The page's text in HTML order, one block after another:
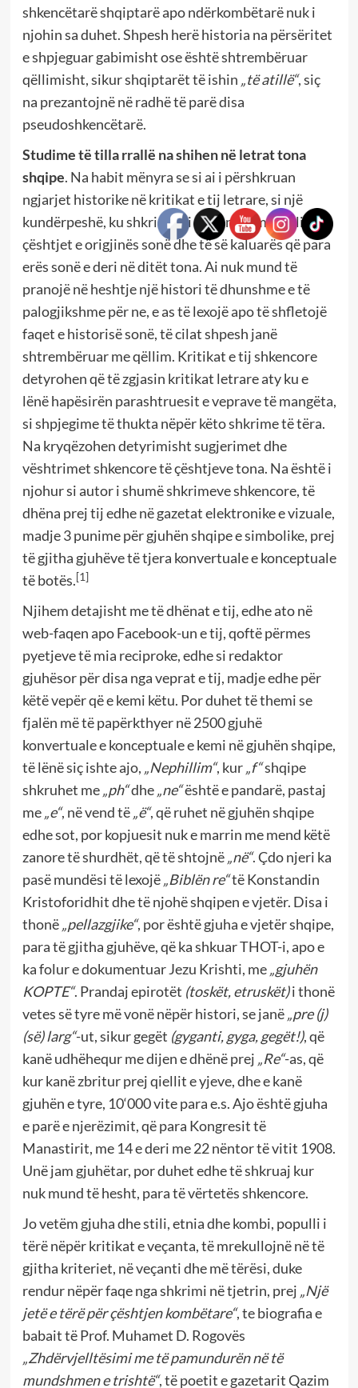
shkencëtarë shqiptarë apo ndërkombëtarë nuk i
njohin sa duhet. Shpesh herë historia na përsëritet
e shpjeguar gabimisht ose është shtrembëruar
qëllimisht, sikur shqiptarët të ishin „të atillë“, siç
na prezantojnë në radhë të parë disa
pseudoshkencëtarë.
Studime të tilla rrallë na shihen në letrat tona
shqipe. Na habit mënyra se si ai i përshkruan
ngjarjet historike në kritikat e tij letrare, si një
kundërpeshë, ku shkrimtari ynë i njeh mirëfilli
çështjet e origjinës sonë dhe të së kaluarës që para
erës sonë e deri në ditët tona. Ai nuk mund të
pranojë në heshtje një histori të dhunshme e të
palogjikshme për ne, e as të lexojë apo të shfletojë
faqet e historisë sonë, të cilat shpesh janë
shtrembëruar me qëllim. Kritikat e tij shkencore
detyrohen që të zgjasin kritikat letrare aty ku e
lënë hapësirën parashtruesit e veprave të mangëta,
si shpjegime të thukta nëpër këto shkrime të tëra.
Na kryqëzohen detyrimisht sugjerimet dhe
vështrimet shkencore të çështjeve tona. Na është i
njohur si autor i shumë shkrimeve shkencore, të
dhëna prej tij edhe në gazetat elektronike e vizuale,
madje 3 punime për gjuhën shqipe e simbolike, prej
të gjitha gjuhëve të tjera konvertuale e konceptuale
të botës.[1]
Njihem detajisht me të dhënat e tij, edhe ato në
web-faqen apo Facebook-un e tij, qoftë përmes
pyetjeve të mia reciproke, edhe si redaktor
gjuhësor për disa nga veprat e tij, madje edhe për
këtë vepër që e kemi këtu. Por duhet të themi se
fjalën më të papërkthyer në 2500 gjuhë
konvertuale e konceptuale e kemi në gjuhën shqipe,
të lënë siç ishte ajo, „Nephillim“, kur„f“shqipe
shkruhet me„ph“dhe„ne“është e pandarë, pastaj
me„e“, në vend të„ë“, që ruhet në gjuhën shqipe
edhe sot, por kopjuesit nuk e marrin me mend këtë
zanore të shurdhët, që të shtojnë„në“. Çdo njeri ka
pasë mundësi të lexojë„Biblën re“të Konstandin
Kristoforidhit dhe të njohë shqipen e vjetër. Disa i
thonë„pellazgjike“, por është gjuha e vjetër shqipe,
para të gjitha gjuhëve, që ka shkuar THOT-i, apo e
ka folur e dokumentuar Jezu Krishti, me„gjuhën
KOPTE“. Prandaj epirotët (toskët, etruskët)i thonë
vetes së tyre më vonë nëpër histori, se janë„pre (j)
(së) larg“-ut, sikur gegët (gyganti, gyga, gegët!), që
kanë udhëhequr me dijen e dhënë prej „Re“-as, që
kur kanë zbritur prej qiellit e yjeve, dhe e kanë
gjuhën e tyre, 10‘000 vite para e.s. Ajo është gjuha
e parë e njerëzimit, që para Kongresit të
Manastirit, me 14 e deri me 22 nëntor të vitit 1908.
Unë jam gjuhëtar, por duhet edhe të shkruaj kur
nuk mund të hesht, para të vërtetës shkencore.
Jo vetëm gjuha dhe stili, etnia dhe kombi, populli i
tërë nëpër kritikat e veçanta, të mrekullojnë në të
gjitha kriteriet, në veçanti dhe më tërësi, duke
rendur nëpër faqe nga shkrimi në tjetrin, prej „Një
jetë e tërë për çështjen kombëtare“, te biografia e
babait të Prof. Muhamet D. Rogovës
„Zhdërvjelltësimi me të pamundurën në të
mundshmen e trishtë“, të poetit e gazetarit Qazim